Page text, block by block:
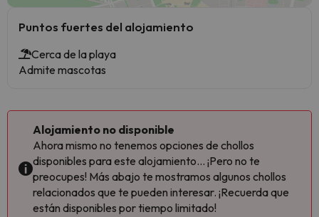
Puntos fuertes del alojamiento
Cerca de la playa
Admite mascotas
Alojamiento no disponible
Ahora mismo no tenemos opciones de chollos
disponibles para este alojamiento... ¡Pero no te
preocupes! Más abajo te mostramos algunos chollos
relacionados que te pueden interesar. ¡Recuerda que
están disponibles por tiempo limitado!